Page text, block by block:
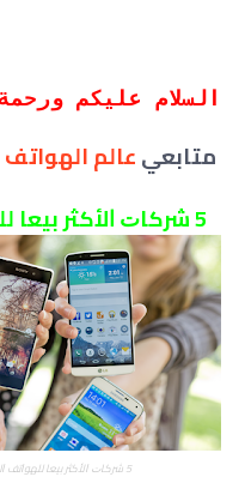
السلام عليكم
متابعيعالم
5 ﺷﺮﻛﺎﺕ ﺍﻷﻛﺜﺮ ﺑﻴﻌﺎ ﻟﻠﻬﻮﺍﺗﻒ ﺍﻟﺬﻛﻴﺔ ﻓﻲ ﺍﻟﻌﺎ
5 ﺷﺮﻛﺎﺕ ﺍﻷﻛﺜﺮ ﺑﻴﻌﺎ ﻟﻠﻬﻮﺍﺗﻒ ﺍﻟﺬﻛﻴﺔ ﻓﻲ ﺍﻟﻌﺎﻟﻢ